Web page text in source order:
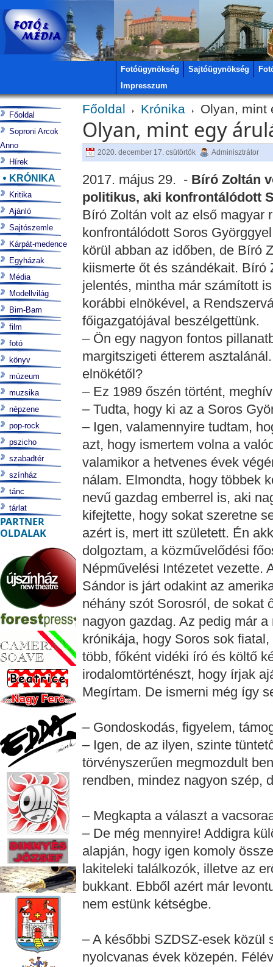
Fotóügynökség Sajtóügynökség
Impresszum
Főoldal Krónika Olyan, mint
Olyan, mint egy
2020. december 17. csütörtök Adminisztrátor
2017. május 29. -Bíró Zoltán
politikus, aki konfrontálódott
Bíró Zoltán volt az első magyar
konfrontálódott Soros
körül abban az időben, de Bíró
kiismerte őt és szándékait. Bíró
jelentés, mintha már számított
korábbi elnökével, a
főigazgatójával beszélgettünk.
– Ön egy nagyon fontos
margitszigeti étterem
elnökétől?
– Ez 1989 őszén történt,
– Tudta, hogy ki az a Soros
– Igen, valamennyire tudtam,
azt, hogy ismertem volna a
valamikor a hetvenes évek
nálam. Elmondta, hogy többek
nevű gazdag emberrel is, aki
kifejtette, hogy sokat szeretne
azért is, mert itt született. Én
dolgoztam, a közművelődési
Népművelési Intézetet vezette.
Sándor is járt odakint az
néhány szót Sorosról, de sokat
nagyon gazdag. Az pedig már
krónikája, hogy Soros sok
több, főként vidéki író és költő
irodalomtörténészt, hogy írjak
Megírtam. De ismerni még így
– Gondoskodás, figyelem,
– Igen, de az ilyen, szinte
törvényszerűen megmozdult
rendben, mindez nagyon szép,
– Megkapta a választ a
– De még mennyire! Addigra
alapján, hogy igen komoly
lakiteleki találkozók, illetve az
bukkant. Ebből azért már
nem estünk kétségbe.
– A későbbi SZDSZ-esek közül
nyolcvanas évek közepén.
Főoldal
Soproni Arcok
Anno
Hírek
KRÓNIKA
Kritika
Ajánló
Sajtószemle
Kárpát-medence
Egyházak
Média
Modellvilág
Bim-Bam
film
fotó
könyv
múzeum
muzsika
népzene
pop-rock
pszicho
szabadtér
színház
tánc
tárlat
PARTNER
OLDALAK